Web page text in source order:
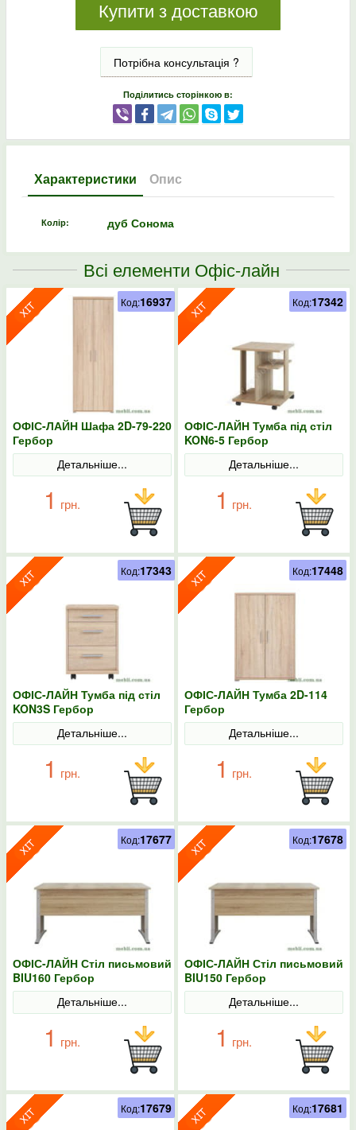
Купити з доставкою
Потрібна консультація ?
Поділитись сторінкою в:
Характеристики Опис
Колір: дуб Сонома
Всі елементи Офіс-лайн
ОФІС-ЛАЙН Шафа 2D-79-220
Гербор
Детальніше...
1 грн.
Код:16937
ОФІС-ЛАЙН Тумба під стіл
KON6-5 Гербор
Детальніше...
1 грн.
Код:17342
ОФІС-ЛАЙН Тумба під стіл
KON3S Гербор
Детальніше...
1 грн.
Код:17343
ОФІС-ЛАЙН Тумба 2D-114
Гербор
Детальніше...
1 грн.
Код:17448
ОФІС-ЛАЙН Стіл письмовий
BIU160 Гербор
Детальніше...
1 грн.
Код:17677
ОФІС-ЛАЙН Стіл письмовий
BIU150 Гербор
Детальніше...
1 грн.
Код:17678
Код:17679 Код:17681